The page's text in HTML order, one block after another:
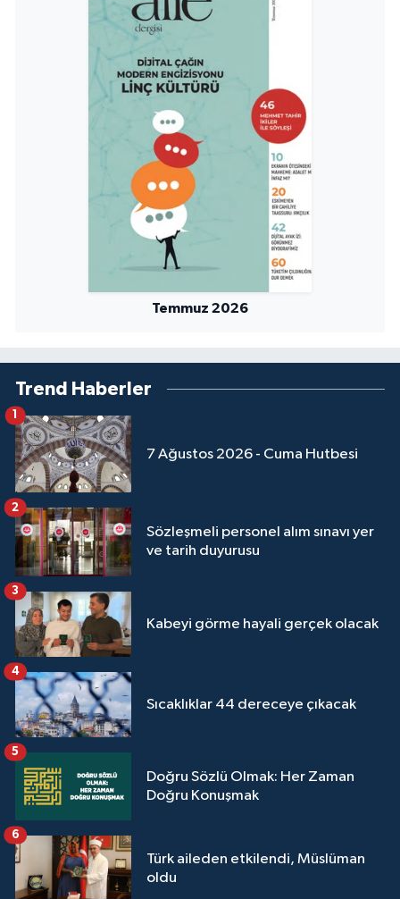
Temmuz 2026
Trend Haberler
7 Ağustos 2026 - Cuma Hutbesi
1
Sözleşmeli personel alım sınavı yer
ve tarih duyurusu
2
Kabeyi görme hayali gerçek olacak
3
Sıcaklıklar 44 dereceye çıkacak
4
Doğru Sözlü Olmak: Her Zaman
Doğru Konuşmak
5
Türk aileden etkilendi, Müslüman
oldu
6